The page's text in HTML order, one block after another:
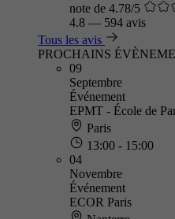
note de 4.78/5
4.8 — 594 avis
Tous les avis
PROCHAINS
09
Septembre
Événement
EPMT - École de
Paris
13:00 - 15:00
04
Novembre
Événement
ECOR Paris